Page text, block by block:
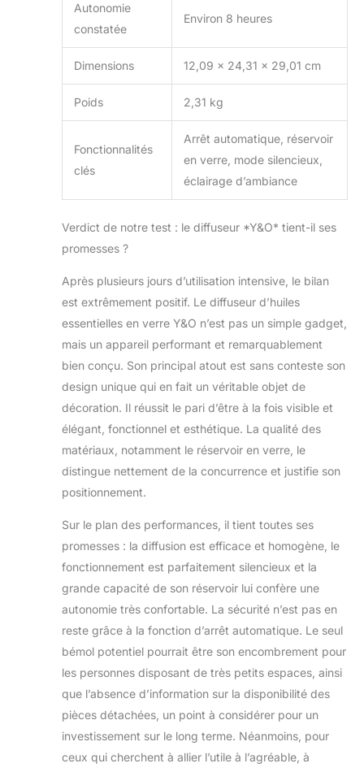
Autonomie
constatée
Environ 8 heures
Dimensions 12,09 x 24,31 x 29,01 cm
Poids 2,31 kg
Fonctionnalités
clés
Arrêt automatique, réservoir
en verre, mode silencieux,
éclairage d’ambiance
Verdict de notre test : le diffuseur *Y&O* tient-il ses
promesses ?
Après plusieurs jours d’utilisation intensive, le bilan
est extrêmement positif. Le diffuseur d’huiles
essentielles en verre Y&O n’est pas un simple gadget,
mais un appareil performant et remarquablement
bien conçu. Son principal atout est sans conteste son
design unique qui en fait un véritable objet de
décoration. Il réussit le pari d’être à la fois visible et
élégant, fonctionnel et esthétique. La qualité des
matériaux, notamment le réservoir en verre, le
distingue nettement de la concurrence et justifie son
positionnement.
Sur le plan des performances, il tient toutes ses
promesses : la diffusion est efficace et homogène, le
fonctionnement est parfaitement silencieux et la
grande capacité de son réservoir lui confère une
autonomie très confortable. La sécurité n’est pas en
reste grâce à la fonction d’arrêt automatique. Le seul
bémol potentiel pourrait être son encombrement pour
les personnes disposant de très petits espaces, ainsi
que l’absence d’information sur la disponibilité des
pièces détachées, un point à considérer pour un
investissement sur le long terme. Néanmoins, pour
ceux qui cherchent à allier l’utile à l’agréable, à